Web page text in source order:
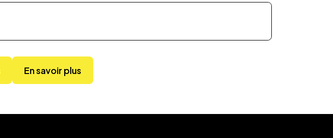
En savoir plus